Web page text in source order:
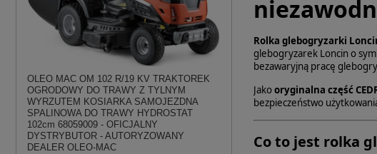
OLEO MAC OM 102 R/19 KV TRAKTOREK
OGRODOWY DO TRAWY Z TYLNYM
WYRZUTEM KOSIARKA SAMOJEZDNA
SPALINOWA DO TRAWY HYDROSTAT
102cm 68059009 - OFICJALNY
DYSTRYBUTOR - AUTORYZOWANY
DEALER OLEO-MAC
Rolka glebogryzarki
glebogryzarek Loncin o
bezawaryjną pracę
Jakooryginalna część
bezpieczeństwo
Co to jest rolka